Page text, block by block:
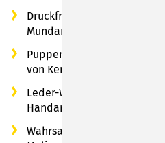
Druckfrische „Alt
Mundart-Bücher von Kerstin
Puppen zum Liebhaben -
von Kerstin Rückert
Leder-Werk - hochwertige
Handarbeit von Susanne Klor
Wahrsagerey &